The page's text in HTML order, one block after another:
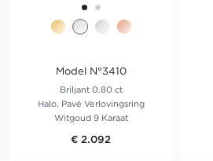
Model N°3410
Briljant 0.80 ct
Halo, Pavé Verlovingsring
Witgoud 9 Karaat
€ 2.092